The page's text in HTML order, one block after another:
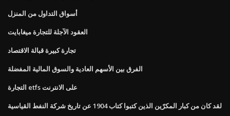
أسواق التداول من المنزل
العقود الآجلة للتجارة ميغابايت
تجارة كبيرة قبالة الاقتصاد
الفرق بين الأسهم العادية والسوق المالية المفضلة
التجارة etfs على الانترنت
لقد كان من كبار المكرّين الذين كتبوا كتاب 1904 عن تاريخ شركة النفط القياسية